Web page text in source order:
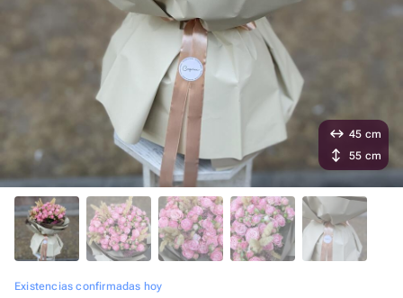
Existencias confirmadas hoy
45 cm
55 cm